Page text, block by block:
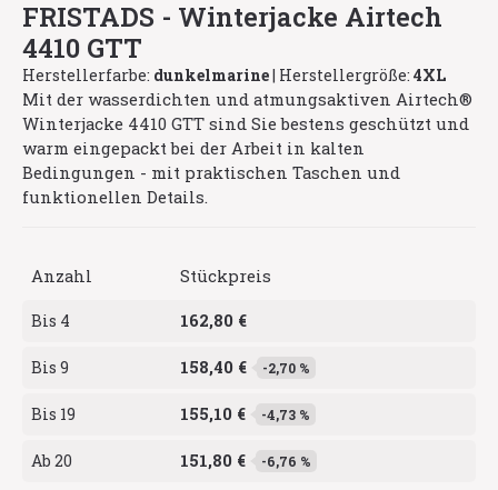
FRISTADS - Winterjacke Airtech
4410 GTT
Herstellerfarbe: dunkelmarine| Herstellergröße: 4XL
Mit der wasserdichten und atmungsaktiven Airtech®
Winterjacke 4410 GTT sind Sie bestens geschützt und
warm eingepackt bei der Arbeit in kalten
Bedingungen - mit praktischen Taschen und
funktionellen Details.
Anzahl Stückpreis
Bis 4 162,80 €
Bis 9 158,40 € -2,70 %
Bis 19 155,10 € -4,73 %
Ab 20 151,80 € -6,76 %